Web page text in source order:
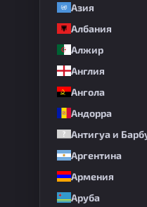
Азия
Албания
Алжир
Англия
Ангола
Андорра
Антигуа и
Аргентина
Армения
Аруба